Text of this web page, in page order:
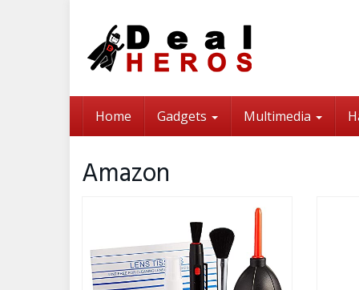
Home Gadgets Multimedia
Amazon